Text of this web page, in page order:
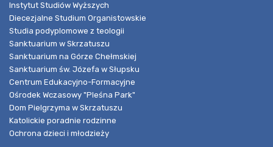
Instytut Studiów Wyższych
Diecezjalne Studium Organistowskie
Studia podyplomowe z teologii
Sanktuarium w Skrzatuszu
Sanktuarium na Górze Chełmskiej
Sanktuarium św. Józefa w Słupsku
Centrum Edukacyjno-Formacyjne
Ośrodek Wczasowy "Pleśna Park"
Dom Pielgrzyma w Skrzatuszu
Katolickie poradnie rodzinne
Ochrona dzieci i młodzieży